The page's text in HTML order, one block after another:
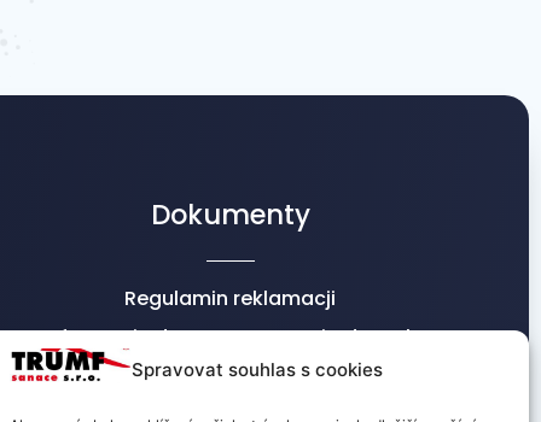
Spravovat souhlas s cookies
Dokumenty
Regulamin reklamacji
Informacje dot. przetwarzania danych
osobowych